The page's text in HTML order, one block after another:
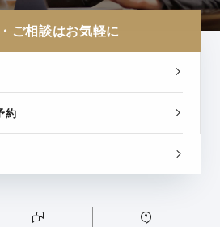
ご相談はお気軽に
約